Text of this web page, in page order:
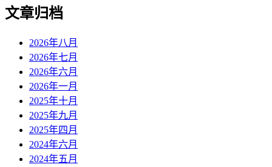
文章归档
2026年八月
2026年七月
2026年六月
2026年一月
2025年十月
2025年九月
2025年四月
2024年六月
2024年五月